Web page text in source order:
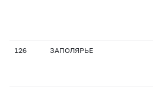
126 ЗАПОЛЯРЬЕ